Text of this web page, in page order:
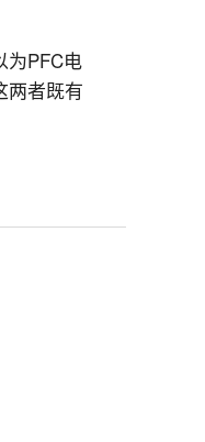
PFC电
两者既有